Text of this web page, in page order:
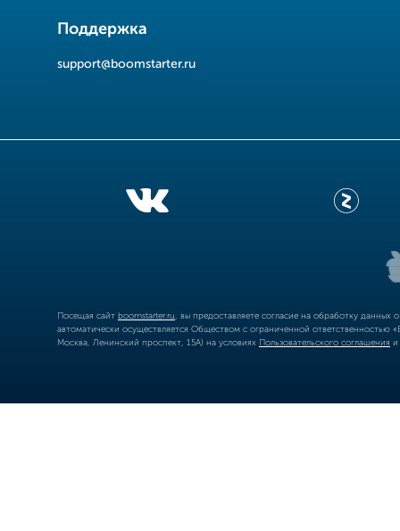
Поддержка
support@boomstarter.ru
Посещая сайт boomstarter.ru , вы предоставляете согласие на обработку
автоматически осуществляется Обществом с ограниченной
Москва, Ленинский проспект, 15А) на условиях Пользовательского соглашения и